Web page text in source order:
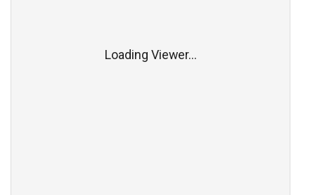
Loading Viewer...